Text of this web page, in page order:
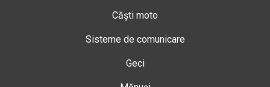
Căști moto
Sisteme de comunicare
Geci